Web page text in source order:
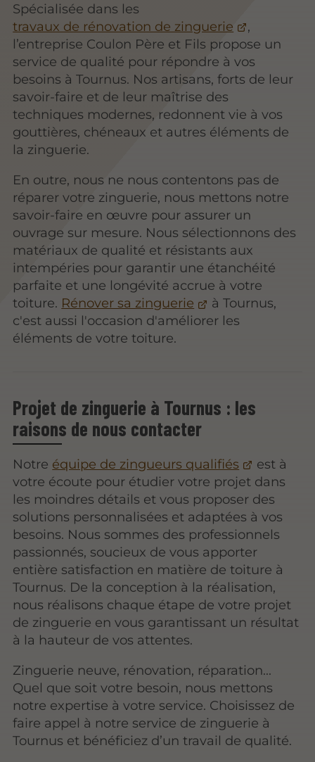
Spécialisée dans les
travaux de rénovation de zinguerie
,
l’entreprise Coulon Père et Fils propose un
service de qualité pour répondre à vos
besoins à Tournus. Nos artisans, forts de leur
savoir-faire et de leur maîtrise des
techniques modernes, redonnent vie à vos
gouttières, chéneaux et autres éléments de
la zinguerie.
En outre, nous ne nous contentons pas de
réparer votre zinguerie, nous mettons notre
savoir-faire en œuvre pour assurer un
ouvrage sur mesure. Nous sélectionnons des
matériaux de qualité et résistants aux
intempéries pour garantir une étanchéité
parfaite et une longévité accrue à votre
toiture. Rénover sa zinguerie
à Tournus,
c'est aussi l'occasion d'améliorer les
éléments de votre toiture.
Projet de zinguerie à Tournus : les
raisons de nous contacter
Notre équipe de zingueurs qualifiés
est à
votre écoute pour étudier votre projet dans
les moindres détails et vous proposer des
solutions personnalisées et adaptées à vos
besoins. Nous sommes des professionnels
passionnés, soucieux de vous apporter
entière satisfaction en matière de toiture à
Tournus. De la conception à la réalisation,
nous réalisons chaque étape de votre projet
de zinguerie en vous garantissant un résultat
à la hauteur de vos attentes.
Zinguerie neuve, rénovation, réparation...
Quel que soit votre besoin, nous mettons
notre expertise à votre service. Choisissez de
faire appel à notre service de zinguerie à
Tournus et bénéficiez d’un travail de qualité.